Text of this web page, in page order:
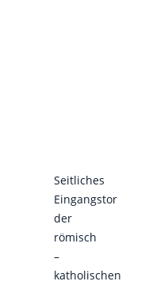
Seitliches
Eingangstor
der
römisch
–
katholischen